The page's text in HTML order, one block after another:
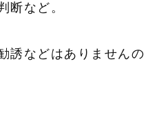
断など。
誘などはありませんの